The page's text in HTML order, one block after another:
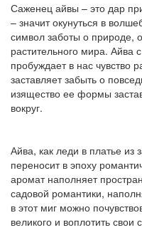
Саженец айвы – это дар
– значит окунуться в
символ заботы о природе,
растительного мира.
пробуждает в нас чувство
заставляет забыть о
изящество ее формы
вокруг.
Айва, как леди в платье из
переносит в эпоху
аромат наполняет
садовой романтики,
в этот миг можно
великого и воплотить